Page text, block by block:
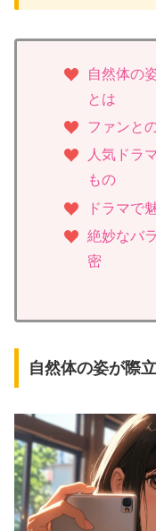
自然体の
とは
ファンと
人気ドラ
もの
ドラマで
絶妙なバ
密
自然体の姿が際